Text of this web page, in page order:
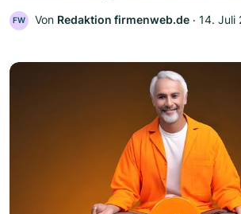
FW Von Redaktion firmenweb.de ‧ 14. Juli